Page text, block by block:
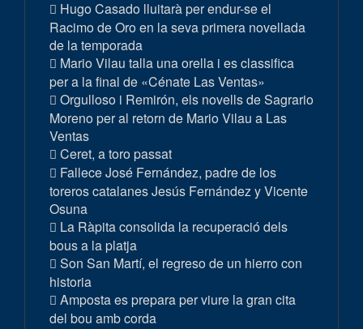
Hugo Casado lluitarà per endur-se el
Racimo de Oro en la seva primera novellada
de la temporada
Mario Vilau talla una orella i es classifica
per a la final de «Cénate Las Ventas»
Orgulloso i Remirón, els novells de Sagrario
Moreno per al retorn de Mario Vilau a Las
Ventas
Ceret, a toro passat
Fallece José Fernández, padre de los
toreros catalanes Jesús Fernández y Vicente
Osuna
La Ràpita consolida la recuperació dels
bous a la platja
Son San Martí, el regreso de un hierro con
historia
Amposta es prepara per viure la gran cita
del bou amb corda